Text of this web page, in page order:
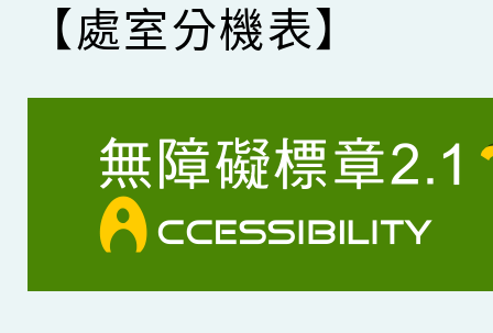
【處室分機表】